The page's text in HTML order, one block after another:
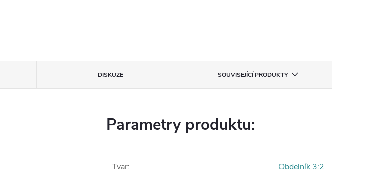
DISKUZE SOUVISEJÍCÍ PRODUKTY
Parametry produktu:
Tvar: Obdelník 3:2